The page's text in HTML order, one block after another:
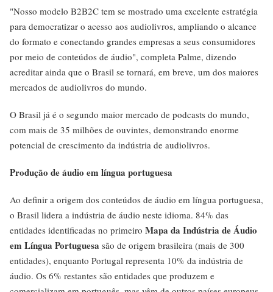
"Nosso modelo B2B2C tem se mostrado uma excelente estratégia
para democratizar o acesso aos audiolivros, ampliando o alcance
do formato e conectando grandes empresas a seus consumidores
por meio de conteúdos de áudio", completa Palme, dizendo
acreditar ainda que o Brasil se tornará, em breve, um dos maiores
mercados de audiolivros do mundo.
O Brasil já é o segundo maior mercado de podcasts do mundo,
com mais de 35 milhões de ouvintes, demonstrando enorme
potencial de crescimento da indústria de audiolivros.
Produção de áudio em língua portuguesa
Ao definir a origem dos conteúdos de áudio em língua portuguesa,
o Brasil lidera a indústria de áudio neste idioma. 84% das
entidades identificadas no primeiro Mapa da Indústria de Áudio
em Língua Portuguesa são de origem brasileira (mais de 300
entidades), enquanto Portugal representa 10% da indústria de
áudio. Os 6% restantes são entidades que produzem e